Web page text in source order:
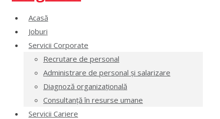
Acasă
Joburi
Servicii Corporate
Recrutare de personal
Administrare de personal și salarizare
Diagnoză organizațională
Consultanță în resurse umane
Servicii Cariere